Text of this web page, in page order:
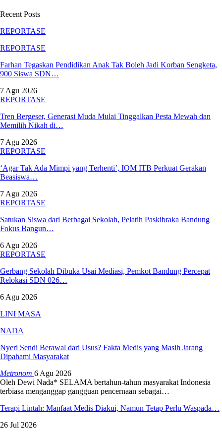
Recent Posts
REPORTASE
REPORTASE
Farhan Tegaskan Pendidikan Anak Tak Boleh Jadi Korban Sengketa,
900 Siswa SDN…
7 Agu 2026
REPORTASE
Tren Bergeser, Generasi Muda Mulai Tinggalkan Pesta Mewah dan
Memilih Nikah di…
7 Agu 2026
REPORTASE
‘Agar Tak Ada Mimpi yang Terhenti’, IOM ITB Perkuat Gerakan
Beasiswa…
7 Agu 2026
REPORTASE
Satukan Siswa dari Berbagai Sekolah, Pelatih Paskibraka Bandung
Fokus Bangun…
6 Agu 2026
REPORTASE
Gerbang Sekolah Dibuka Usai Mediasi, Pemkot Bandung Percepat
Relokasi SDN 026…
6 Agu 2026
LINI MASA
NADA
Nyeri Sendi Berawal dari Usus? Fakta Medis yang Masih Jarang
Dipahami Masyarakat
Metronom 6 Agu 2026
Oleh Dewi Nada* SELAMA bertahun-tahun masyarakat Indonesia
terbiasa menganggap gangguan pencernaan sebagai…
Terapi Lintah: Manfaat Medis Diakui, Namun Tetap Perlu Waspada…
26 Jul 2026